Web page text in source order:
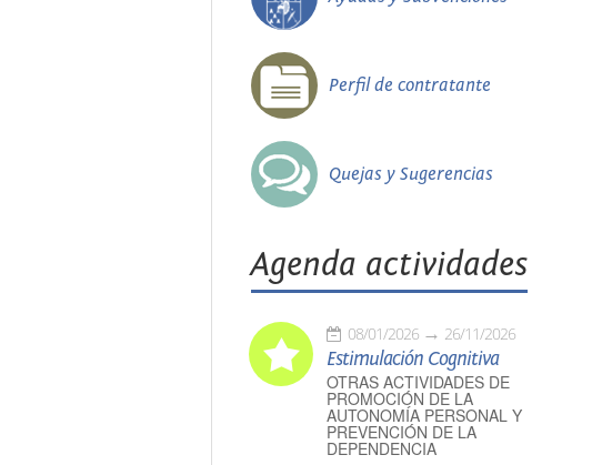
Perfil de contratante
Quejas y Sugerencias
Agenda actividades
08/01/2026 26/11/2026
Estimulación Cognitiva
OTRAS ACTIVIDADES DE
PROMOCIÓN DE LA
AUTONOMÍA PERSONAL Y
PREVENCIÓN DE LA
DEPENDENCIA